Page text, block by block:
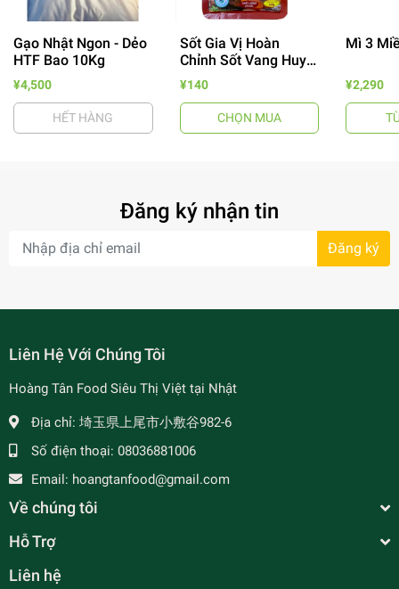
- 64%
Gạo Nhật Ngon - Dẻo
HTF Bao 10Kg
¥4,500
HẾT HÀNG
Sốt Gia Vị Hoàn
Chỉnh Sốt Vang Huy
Tuấn
¥140
CHỌN MUA
Mì 3
¥2,290
Đăng ký nhận tin
Đăng ký
Liên Hệ Với Chúng Tôi
Hoàng Tân Food Siêu Thị Việt tại Nhật
Địa chỉ: 埼玉県上尾市小敷谷982-6
Số điện thoại: 08036881006
Email: hoangtanfood@gmail.com
Về chúng tôi
Hỗ Trợ
Liên hệ